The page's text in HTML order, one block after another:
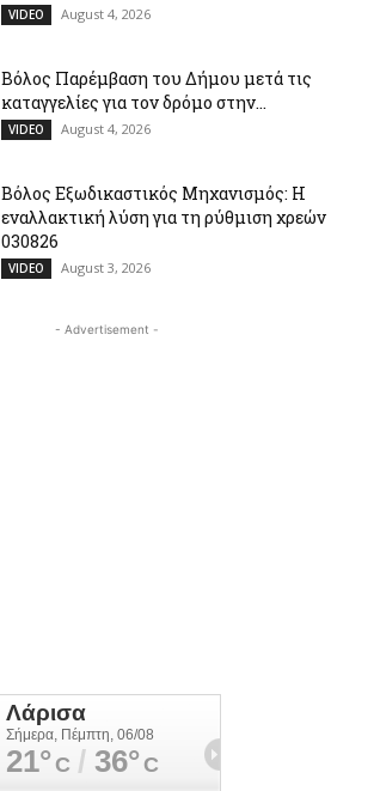
VIDEO August 4, 2026
Βόλος Παρέμβαση του Δήμου μετά τις
καταγγελίες για τον δρόμο στην...
VIDEO August 4, 2026
Βόλος Εξωδικαστικός Μηχανισμός: Η
εναλλακτική λύση για τη ρύθμιση χρεών
030826
VIDEO August 3, 2026
- Advertisement -